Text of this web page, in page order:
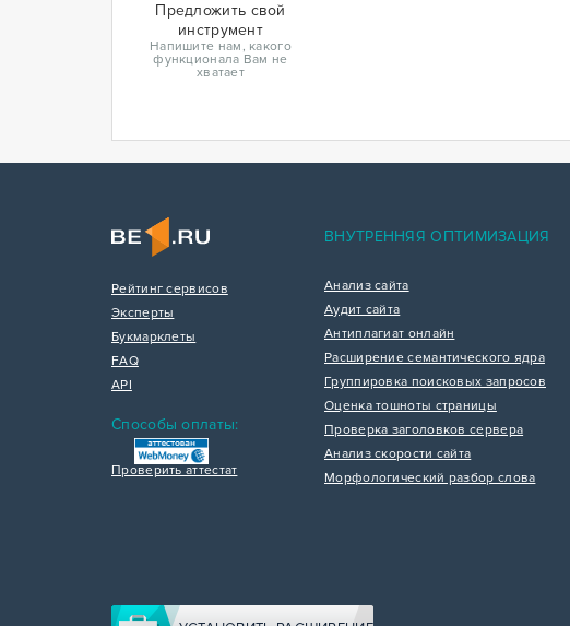
Предложить свой
инструмент
Напишите нам, какого
функционала Вам не
хватает
Рейтинг сервисов
Эксперты
Букмарклеты
FAQ
API
Способы оплаты:
Проверить аттестат
ВНУТРЕННЯЯ ОПТИМИЗАЦИЯ
Анализ сайта
Аудит сайта
Антиплагиат онлайн
Расширение семантического ядра
Группировка поисковых запросов
Оценка тошноты страницы
Проверка заголовков сервера
Анализ скорости сайта
Морфологический разбор слова